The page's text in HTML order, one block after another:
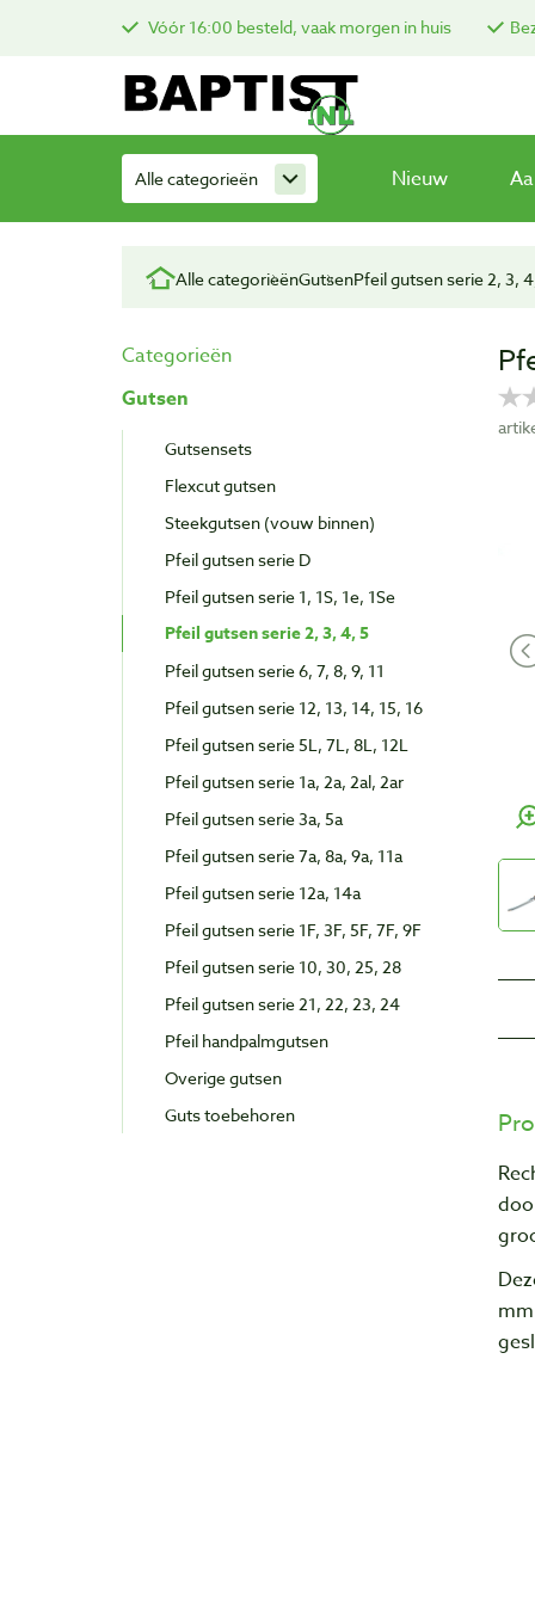
Vóór 16:00 besteld, vaak morgen in huis
Alle categorieën Nieuw
Alle categorieënGutsenPfeil gutsen serie 2, 3,
Categorieën
Gutsen
Gutsensets
Flexcut gutsen
Steekgutsen (vouw binnen)
Pfeil gutsen serie D
Pfeil gutsen serie 1, 1S, 1e, 1Se
Pfeil gutsen serie 2, 3, 4, 5
Pfeil gutsen serie 6, 7, 8, 9, 11
Pfeil gutsen serie 12, 13, 14, 15, 16
Pfeil gutsen serie 5L, 7L, 8L, 12L
Pfeil gutsen serie 1a, 2a, 2al, 2ar
Pfeil gutsen serie 3a, 5a
Pfeil gutsen serie 7a, 8a, 9a, 11a
Pfeil gutsen serie 12a, 14a
Pfeil gutsen serie 1F, 3F, 5F, 7F, 9F
Pfeil gutsen serie 10, 30, 25, 28
Pfeil gutsen serie 21, 22, 23, 24
Pfeil handpalmgutsen
Overige gutsen
Guts toebehoren